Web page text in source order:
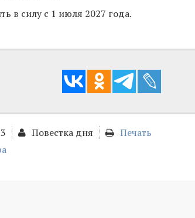
в силу с 1 июля 2027 года.
Повестка дня
Печать